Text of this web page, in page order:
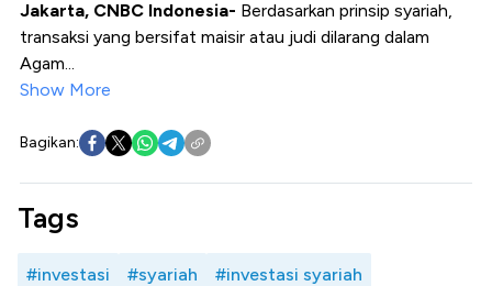
Jakarta, CNBC Indonesia- Berdasarkan prinsip syariah,
transaksi yang bersifat maisir atau judi dilarang dalam
Agam...
Show More
Bagikan:
Tags
#investasi #syariah #investasi syariah